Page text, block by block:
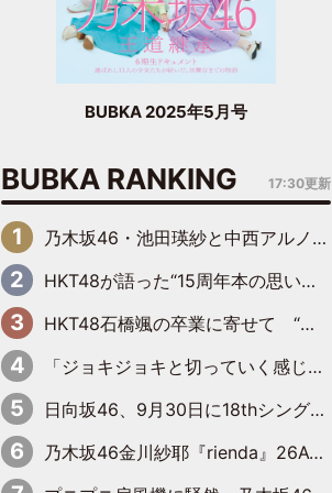
BUBKA 2025年5月号
BUBKA RANKING 17:30更新
乃木坂46・池田瑛紗と中西アルノが「真冬のかき氷」騒動で火花散らす！ 因縁の裏にあるのは、逆境をともに“凌”ぐ似た者同士の絆
HKT48が語った“15周年本の思い出” 大食い特訓・守護霊企画・制服グラビア…盛りだくさんの裏話
HKT48石橋颯の卒業に寄せて “いぶくる”の絆と後輩・龍頭綺音の決意
「ジョキジョキと切っていく感じ」STU48中村舞、新しい挑戦は自らの手で
日向坂46、9月30日に18thシングル『イチャイチャ虫』の発売決定！ フォーメーションは『日向坂で会いましょう』にて発表
乃木坂46金川紗耶『rienda』26AW LOOKモデルに就任